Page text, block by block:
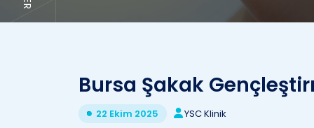
Bursa Şakak
22 Ekim 2025 YSC Klinik